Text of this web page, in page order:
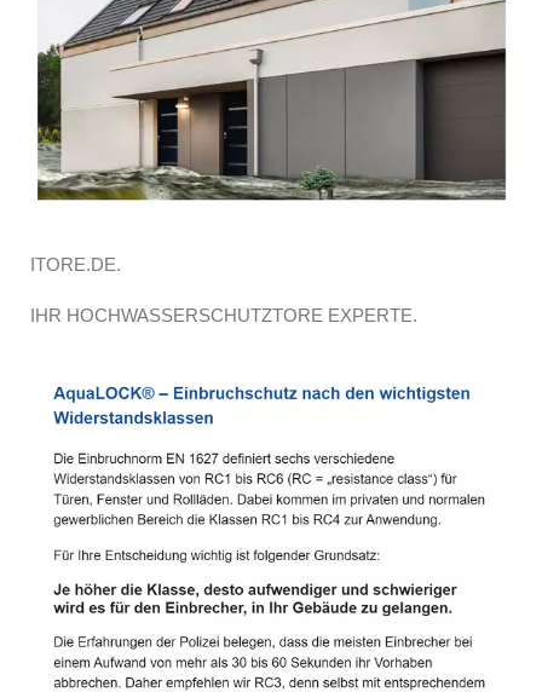
ITORE.DE.
IHR HOCHWASSERSCHUTZTORE EXPERTE.